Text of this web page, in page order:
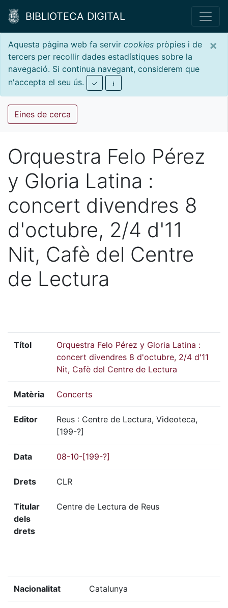
BIBLIOTECA DIGITAL
×
Aquesta pàgina web fa servir cookies pròpies i de
tercers per recollir dades estadístiques sobre la
navegació. Si continua navegant, considerem que
n'accepta el seu ús.
Eines de cerca
Orquestra Felo Pérez
y Gloria Latina :
concert divendres 8
d'octubre, 2/4 d'11
Nit, Cafè del Centre
de Lectura
Títol
Orquestra Felo Pérez y Gloria Latina :
concert divendres 8 d'octubre, 2/4 d'11
Nit, Cafè del Centre de Lectura
Matèria Concerts
Editor
Reus : Centre de Lectura, Videoteca,
[199-?]
Data 08-10-[199-?]
Drets CLR
Titular
dels
drets
Centre de Lectura de Reus
Nacionalitat Catalunya